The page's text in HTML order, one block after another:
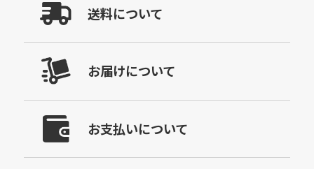
送料について
お届けについて
お支払いについて